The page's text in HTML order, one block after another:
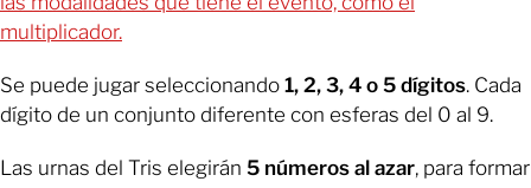
multiplicador.
Se puede jugar seleccionando 1, 2, 3, 4 o 5 dígitos. Cada
dígito de un conjunto diferente con esferas del 0 al 9.
Las urnas del Tris elegirán 5 números al azar, para formar